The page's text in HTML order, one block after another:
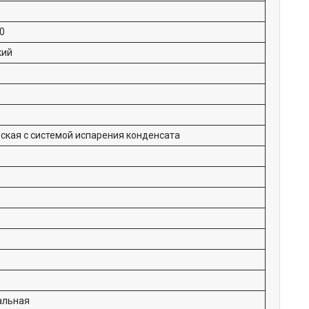
с системой испарения конденсата